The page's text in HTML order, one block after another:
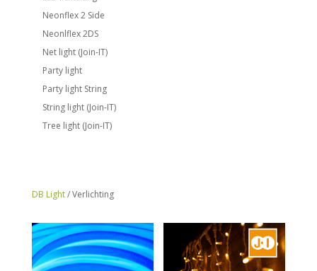
Neonflex 2 Side
Neonlflex 2DS
Net light (Join-IT)
Party light
Party light String
String light (Join-IT)
Tree light (Join-IT)
DB Light/ Verlichting